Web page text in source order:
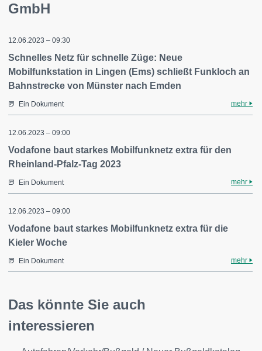
GmbH
12.06.2023 – 09:30
Schnelles Netz für schnelle Züge: Neue
Mobilfunkstation in Lingen (Ems) schließt Funkloch an
Bahnstrecke von Münster nach Emden
Ein Dokument mehr
12.06.2023 – 09:00
Vodafone baut starkes Mobilfunknetz extra für den
Rheinland-Pfalz-Tag 2023
Ein Dokument mehr
12.06.2023 – 09:00
Vodafone baut starkes Mobilfunknetz extra für die
Kieler Woche
Ein Dokument mehr
Das könnte Sie auch
interessieren